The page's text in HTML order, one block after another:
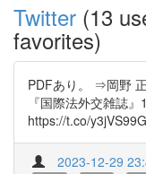
Twitter (13
favorites)
PDFあり。 ⇒岡野
『国際法外交雑誌
https://t.co/
2023-12-29